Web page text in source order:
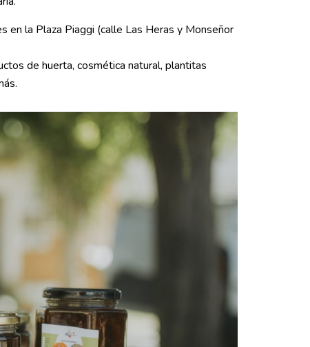
en la Plaza Piaggi (calle Las Heras y Monseñor
de huerta, cosmética natural, plantitas